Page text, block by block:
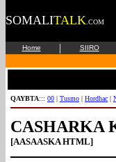
SOMALITALK .COM
Home | SIIRO
QAYBTA::: 00 | Tusmo | Hordhac |
CASHARKA
[AASAASKA HTML]